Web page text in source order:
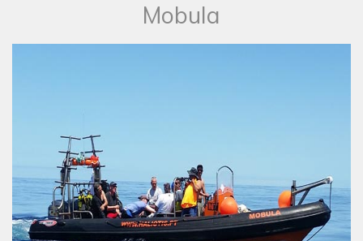
Mobula